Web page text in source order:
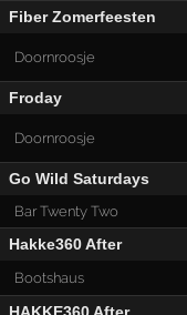
Fiber Zomerfeesten
Doornroosje
Froday
Doornroosje
Go Wild Saturdays
Bar Twenty Two
Hakke360 After
Bootshaus